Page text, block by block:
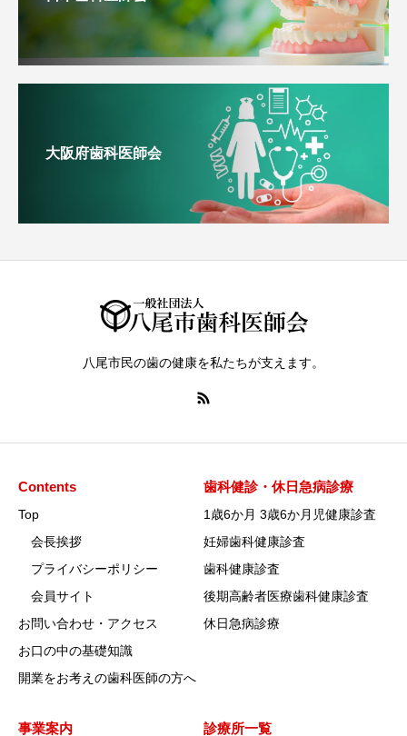
大阪府歯科医師会
八尾市民の歯の健康を私たちが支えます。
Contents
Top
会長挨拶
プライバシーポリシー
会員サイト
お問い合わせ・アクセス
お口の中の基礎知識
開業をお考えの歯科医師の方へ
歯科健診・休日急病診療
1歳6か月 3歳6か月児健康診査
妊婦歯科健康診査
歯科健康診査
後期高齢者医療歯科健康診査
休日急病診療
事業案内 診療所一覧